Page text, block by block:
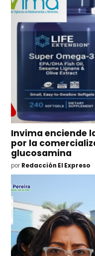
Invima enciende
por la
glucosamina
por Redacción El Expreso